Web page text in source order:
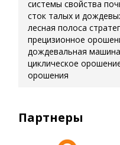
системы свойства
сток талых и
лесная полоса
прецизионное
дождевальная
циклическое
орошения
Партнеры